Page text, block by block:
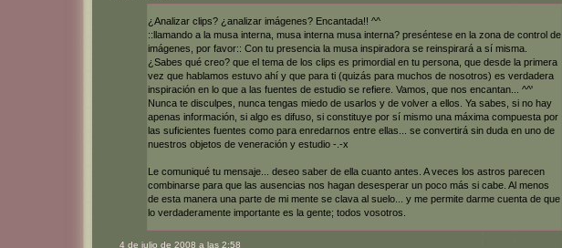
¿Analizar clips? ¿analizar imágenes? Encantada!! ^^
::llamando a la musa interna, musa interna musa interna? preséntese en la zona de control de
imágenes, por favor:: Con tu presencia la musa inspiradora se reinspirará a sí misma.
¿Sabes qué creo? que el tema de los clips es primordial en tu persona, que desde la primera
vez que hablamos estuvo ahí y que para ti (quizás para muchos de nosotros) es verdadera
inspiración en lo que a las fuentes de estudio se refiere. Vamos, que nos encantan... ^^'
Nunca te disculpes, nunca tengas miedo de usarlos y de volver a ellos. Ya sabes, si no hay
apenas información, si algo es difuso, si constituye por sí mismo una máxima compuesta por
las suficientes fuentes como para enredarnos entre ellas... se convertirá sin duda en uno de
nuestros objetos de veneración y estudio -.-x
Le comuniqué tu mensaje... deseo saber de ella cuanto antes. A veces los astros parecen
combinarse para que las ausencias nos hagan desesperar un poco más si cabe. Al menos
de esta manera una parte de mi mente se clava al suelo... y me permite darme cuenta de que
lo verdaderamente importante es la gente; todos vosotros.
4 de julio de 2008 a las 2:58